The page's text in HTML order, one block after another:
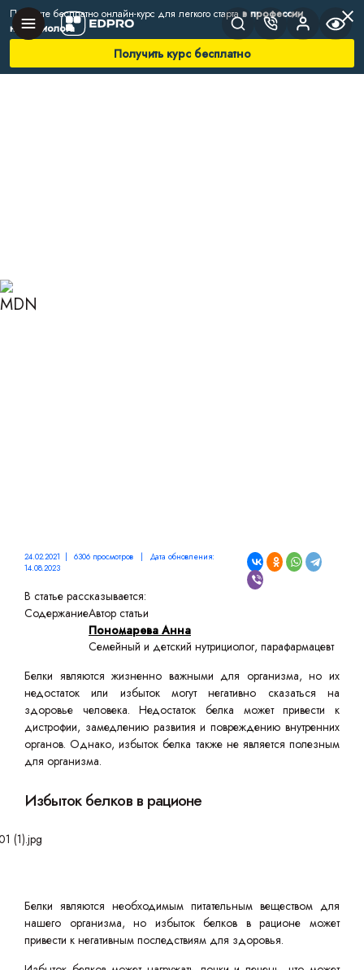
Получите бесплатно онлайн-курс для легкого стартав профессии
нутрициолога
Получить курс бесплатно
24.02.2021 | 6306 просмотров | Дата обновления:
14.08.2023
В статье рассказывается:
СодержаниеАвтор статьи
Пономарева Анна
Семейный и детский нутрициолог, парафармацевт
Белки являются жизненно важными для организма, но их
недостаток или избыток могут негативно сказаться на
здоровье человека. Недостаток белка может привести к
дистрофии, замедлению развития и повреждению внутренних
органов. Однако, избыток белка также не является полезным
для организма.
Избыток белков в рационе
Белки являются необходимым питательным веществом для
нашего организма, но избыток белков в рационе может
привести к негативным последствиям для здоровья.